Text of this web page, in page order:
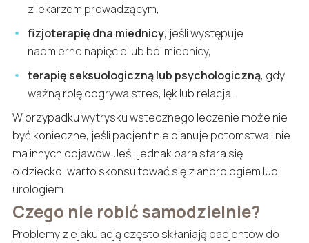
z lekarzem prowadzącym,
fizjoterapię dna miednicy, jeśli występuje
nadmierne napięcie lub ból miednicy,
terapię seksuologiczną lub psychologiczną, gdy
ważną rolę odgrywa stres, lęk lub relacja.
W przypadku wytrysku wstecznego leczenie może nie
być konieczne, jeśli pacjent nie planuje potomstwa i nie
ma innych objawów. Jeśli jednak para stara się
o dziecko, warto skonsultować się z andrologiem lub
urologiem.
Czego nie robić samodzielnie?
Problemy z ejakulacją często skłaniają pacjentów do